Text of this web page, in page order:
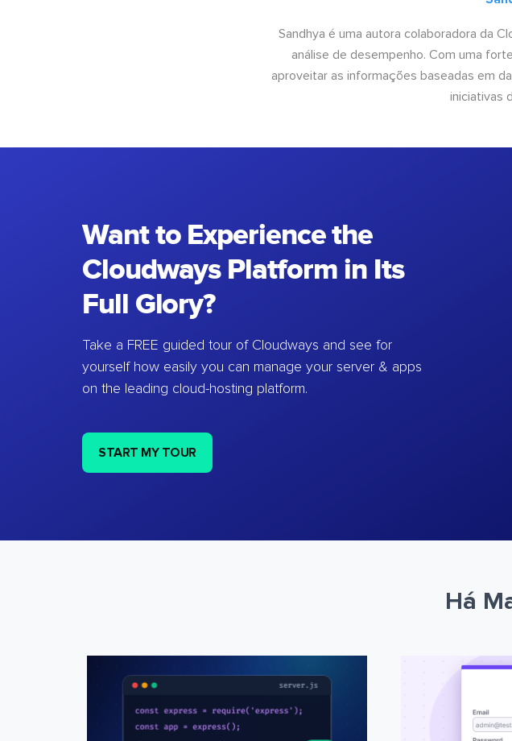
Sandhya é uma autora colaboradora da
análise de desempenho. Com uma
aproveitar as informações baseadas em
iniciativas
Want to Experience the
Cloudways Platform in Its
Full Glory?
Take a FREE guided tour of Cloudways and see for
yourself how easily you can manage your server & apps
on the leading cloud-hosting platform.
START MY TOUR
Há